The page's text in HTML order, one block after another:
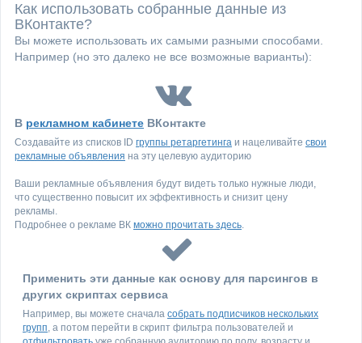
Как использовать собранные данные из
ВКонтакте?
Вы можете использовать их самыми разными способами.
Например (но это далеко не все возможные варианты):
В рекламном кабинете ВКонтакте
Создавайте из списков ID группы ретаргетинга и нацеливайте свои
рекламные объявления на эту целевую аудиторию
Ваши рекламные объявления будут видеть только нужные люди,
что существенно повысит их эффективность и снизит цену
рекламы.
Подробнее о рекламе ВК можно прочитать здесь.
Применить эти данные как основу для парсингов в
других скриптах сервиса
Например, вы можете сначала собрать подписчиков нескольких
групп, а потом перейти в скрипт фильтра пользователей и